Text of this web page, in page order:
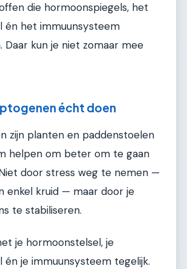
die hormoonspiegels, het
én het immuunsysteem
Daar kun je niet zomaar mee
écht doen
zijn planten en paddenstoelen
helpen om beter om te gaan
door stress weg te nemen —
enkel kruid — maar door je
te stabiliseren.
je hormoonstelsel, je
én je immuunsysteem tegelijk.